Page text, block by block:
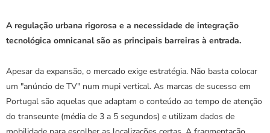
A regulação urbana rigorosa e a necessidade de integração
tecnológica omnicanal são as principais barreiras à entrada.
Apesar da expansão, o mercado exige estratégia. Não basta colocar
um "anúncio de TV" num mupi vertical. As marcas de sucesso em
Portugal são aquelas que adaptam o conteúdo ao tempo de atenção
do transeunte (média de 3 a 5 segundos) e utilizam dados de